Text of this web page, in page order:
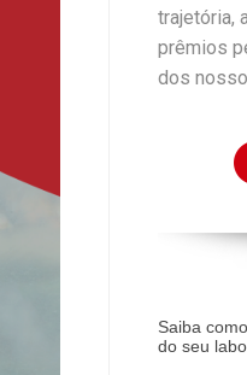
trajetória,
prêmios
dos
Saiba
do seu